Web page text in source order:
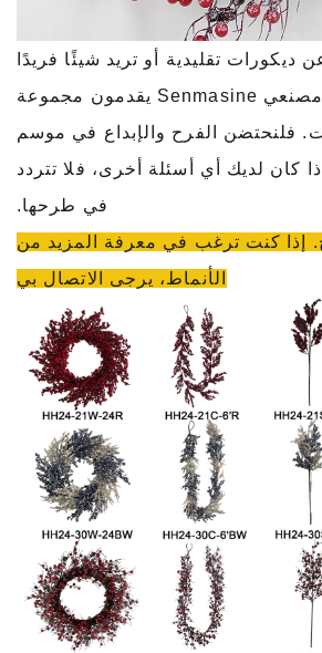
تقليدية أو تريد شيئًا فريدًا
ومبتكرًا، فإن مصنعي Senmasine يقدمون مجموعة
فلنحتضن الفرح والإبداع في موسم
إذا كان لديك أي أسئلة أخرى، فلا تتردد
في طرحها.
إذا كنت ترغب في معرفة المزيد من
الأنماط، يرجى الاتصال بي